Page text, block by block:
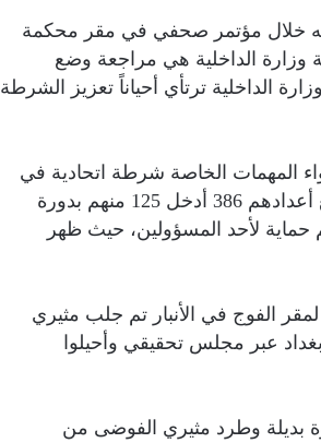
له خلال مؤتمر صحفي في مقر محكمة
وزارة الداخلية هي مراجعة وضع
الداخلية ترتأي أحياناً تعزيز الشرطة
المهمات الخاصة شرطة اتحادية في
قضاء الكرمة بمحافظة الأنبار الذي حصلت فيها الفوضى تبلغ أعدادهم 386 أدخل 125 منهم بدورة
حماية لأحد المسؤولين، حيث ظهر
لمقر الفوج في الأنبار تم جلب مثيري
في بغداد عبر مجلس تحقيقي وأحيلوا
بديلة وطرد مثيري الفوضى من